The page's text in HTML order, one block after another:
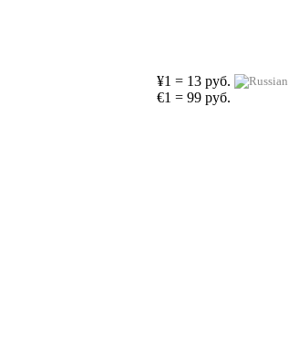
¥1 = 13 руб.
€1 = 99 руб.